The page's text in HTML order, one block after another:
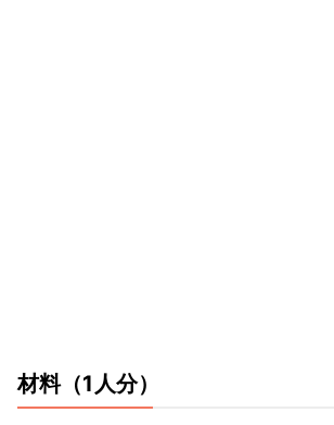
材料（1人分）